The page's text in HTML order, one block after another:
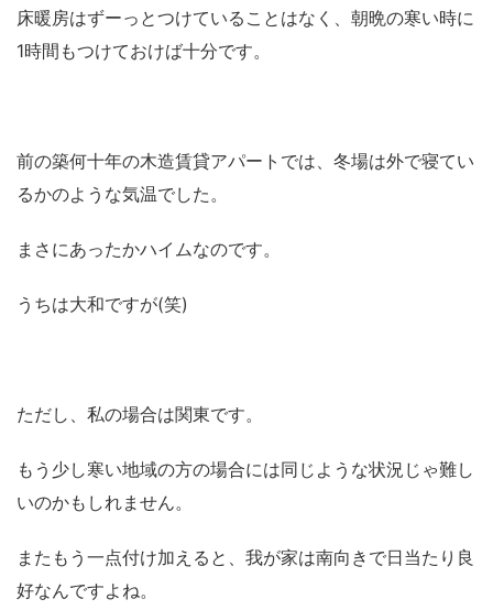
床暖房はずーっとつけていることはなく、朝晩の寒い時に
1時間もつけておけば十分です。
前の築何十年の木造賃貸アパートでは、冬場は外で寝てい
るかのような気温でした。
まさにあったかハイムなのです。
うちは大和ですが(笑)
ただし、私の場合は関東です。
もう少し寒い地域の方の場合には同じような状況じゃ難し
いのかもしれません。
またもう一点付け加えると、我が家は南向きで日当たり良
好なんですよね。